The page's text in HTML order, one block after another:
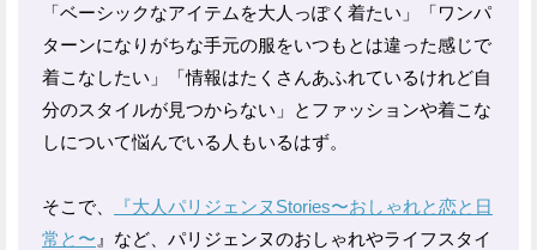
ア
す
る る
「ベーシックなアイテムを大人っぽく着たい」「ワンパ
ターンになりがちな手元の服をいつもとは違った感じで
着こなしたい」「情報はたくさんあふれているけれど自
分のスタイルが見つからない」とファッションや着こな
しについて悩んでいる人もいるはず。
そこで、
『大人パリジェンヌStories〜おしゃれと恋と日
常と〜 』など、パリジェンヌのおしゃれやライフスタイ